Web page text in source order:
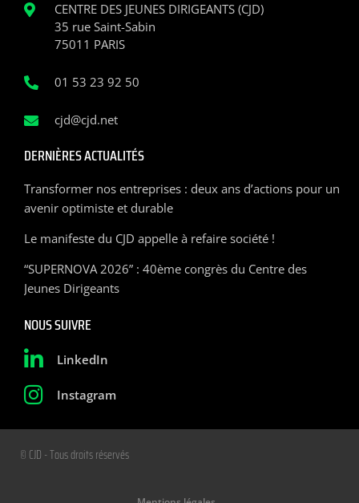
CENTRE DES JEUNES DIRIGEANTS (CJD)
35 rue Saint-Sabin
75011 PARIS
01 53 23 92 50
cjd@cjd.net
DERNIÈRES ACTUALITÉS
Transformer nos entreprises : deux ans d’actions pour un
avenir optimiste et durable
Le manifeste du CJD appelle à refaire société !
“SUPERNOVA 2026” : 40ème congrès du Centre des
Jeunes Dirigeants
NOUS SUIVRE
LinkedIn
Instagram
© CJD - Tous droits réservés